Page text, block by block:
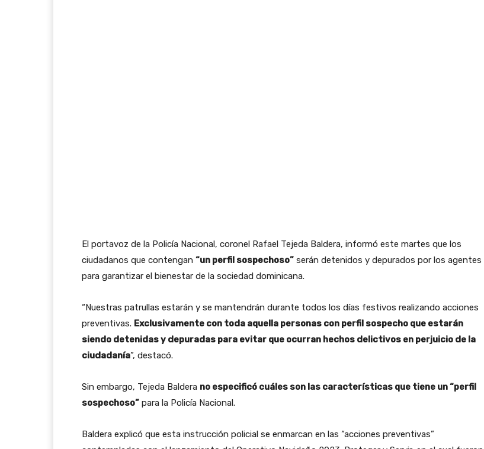
El portavoz de la Policía Nacional, coronel Rafael Tejeda Baldera, informó este martes que los
ciudadanos que contengan “un perfil sospechoso” serán detenidos y depurados por los agentes
para garantizar el bienestar de la sociedad dominicana.
“Nuestras patrullas estarán y se mantendrán durante todos los días festivos realizando acciones
preventivas. Exclusivamente con toda aquella personas con perfil sospecho que estarán
siendo detenidas y depuradas para evitar que ocurran hechos delictivos en perjuicio de la
ciudadanía”, destacó.
Sin embargo, Tejeda Baldera no especificó cuáles son las características que tiene un “perfil
sospechoso” para la Policía Nacional.
Baldera explicó que esta instrucción policial se enmarcan en las “acciones preventivas”